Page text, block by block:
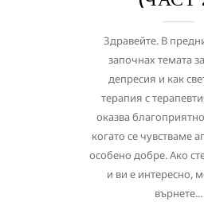
Здравейте. В
започнах темата
депресия и как
терапия с
оказва
когато се чувстваме
особено добре. Ако
и ви е интересно,
върнете...